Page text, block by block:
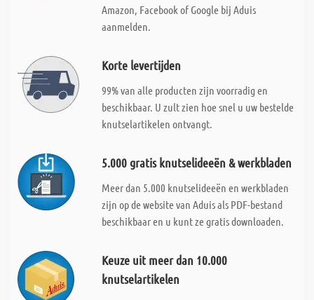
Amazon, Facebook of Google bij Aduis
aanmelden.
Korte levertijden
99% van alle producten zijn voorradig en
beschikbaar. U zult zien hoe snel u uw bestelde
knutselartikelen ontvangt.
5.000 gratis knutselideeën & werkbladen
Meer dan 5.000 knutselideeën en werkbladen
zijn op de website van Aduis als PDF-bestand
beschikbaar en u kunt ze gratis downloaden.
Keuze uit meer dan 10.000
knutselartikelen